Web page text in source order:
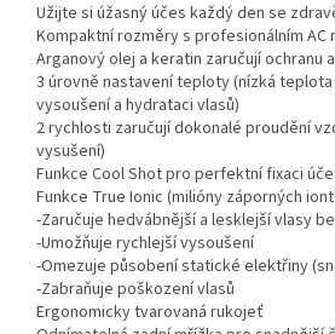
Užijte si úžasný účes každý den se
Kompaktní rozměry s profesionálním AC
Arganový olej a keratin zaručují ochranu
3 úrovně nastavení teploty (nízká
vysoušení a hydrataci vlasů)
2 rychlosti zaručují dokonalé proudění
vysušení)
Funkce Cool Shot pro perfektní fixaci
Funkce True Ionic (milióny záporných
-Zaručuje hedvábnější a lesklejší vlasy
-Umožňuje rychlejší vysoušení
-Omezuje působení statické elektřiny
-Zabraňuje poškození vlasů
Ergonomicky tvarovaná rukojeť